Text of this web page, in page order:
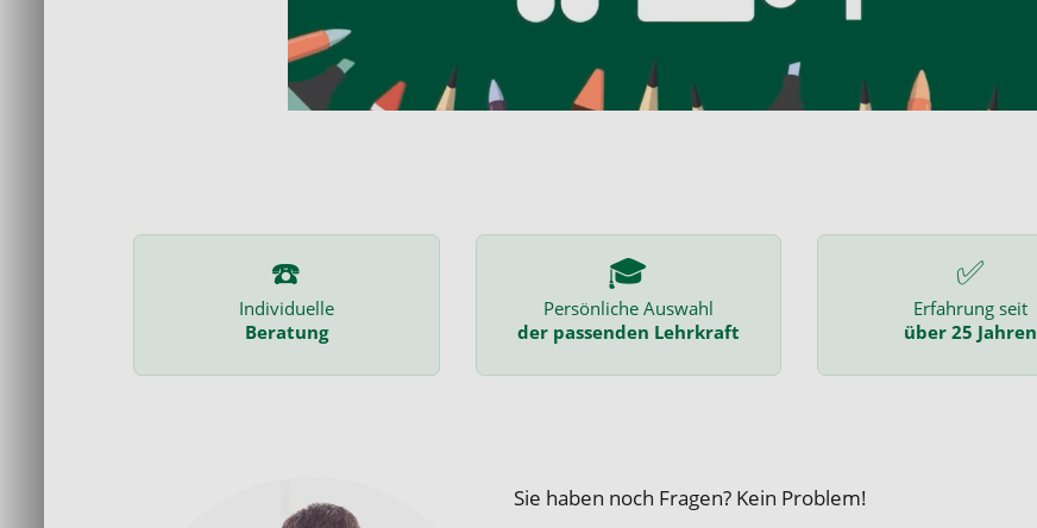
☎️
Individuelle
Beratung
🎓
Persönliche Auswahl
der passenden Lehrkraft
✅
Erfahrung seit
über 25 Jahren
Sie haben noch Fragen? Kein Problem!